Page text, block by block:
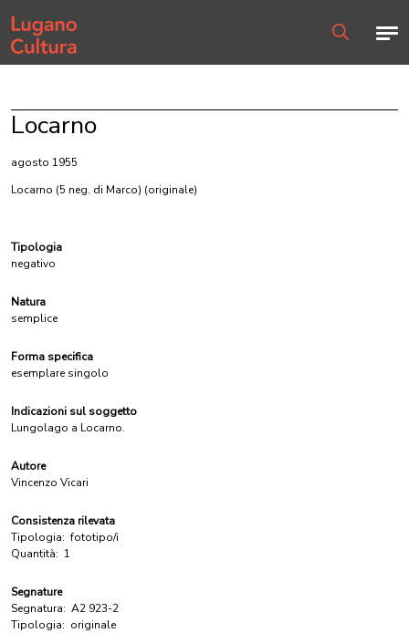
Home page
Locarno
agosto 1955
Locarno (5 neg. di Marco) (originale)
Tipologia
negativo
Natura
semplice
Forma specifica
esemplare singolo
Indicazioni sul soggetto
Lungolago a Locarno.
Autore
Vincenzo Vicari
Consistenza rilevata
Tipologia: fototipo/i
Quantità: 1
Segnature
Segnatura: A2 923-2
Tipologia: originale